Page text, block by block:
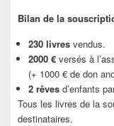
Bilan de la
230 livres vendus.
2000 € versés à
(+ 1000 € de don
2 rêves d’enfants
Tous les livres de la
destinataires.